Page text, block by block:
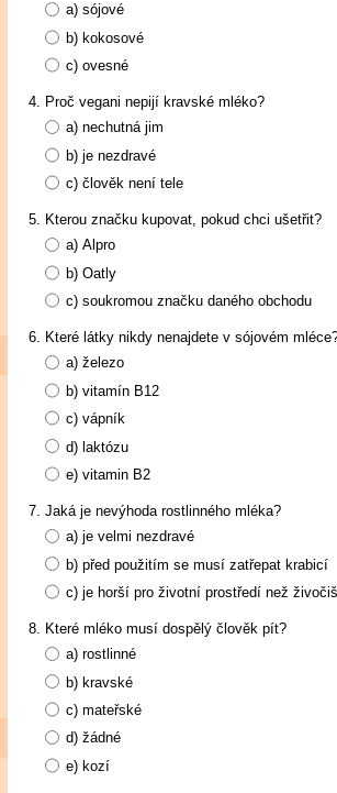
a)sójové
b) kokosové
c)ovesné
Proč vegani nepijí kravské mléko?
a)nechutná jim
b)je nezdravé
c)člověk není tele
Kterou značku kupovat, pokud chci ušetřit?
a)Alpro
b)Oatly
c)soukromou značku daného obchodu
Které látky nikdy nenajdete v sójovém
a)železo
b)vitamín B12
c)vápník
d)laktózu
e)vitamin B2
Jaká je nevýhoda rostlinného mléka?
a)je velmi nezdravé
b)před použitím se musí zatřepat krabicí
c)je horší pro životní prostředí než
Které mléko musí dospělý člověk pít?
a)rostlinné
b)kravské
c)mateřské
d)žádné
e)kozí